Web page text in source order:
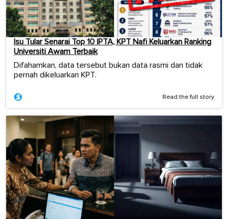
Isu Tular Senarai Top 10 IPTA, KPT Nafi Keluarkan Ranking
Universiti Awam Terbaik
Difahamkan, data tersebut bukan data rasmi dan tidak
pernah dikeluarkan KPT.
Read the full story